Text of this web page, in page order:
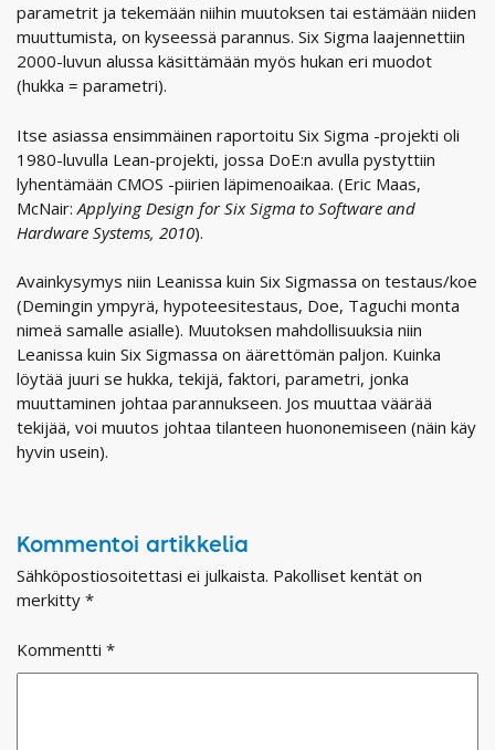
parametrit ja tekemään niihin muutoksen tai estämään niiden
muuttumista, on kyseessä parannus. Six Sigma laajennettiin
2000-luvun alussa käsittämään myös hukan eri muodot
(hukka = parametri).
Itse asiassa ensimmäinen raportoitu Six Sigma -projekti oli
1980-luvulla Lean-projekti, jossa DoE:n avulla pystyttiin
lyhentämään CMOS -piirien läpimenoaikaa. (Eric Maas,
McNair: Applying Design for Six Sigma to Software and
Hardware Systems, 2010).
Avainkysymys niin Leanissa kuin Six Sigmassa on testaus/koe
(Demingin ympyrä, hypoteesitestaus, Doe, Taguchi monta
nimeä samalle asialle). Muutoksen mahdollisuuksia niin
Leanissa kuin Six Sigmassa on äärettömän paljon. Kuinka
löytää juuri se hukka, tekijä, faktori, parametri, jonka
muuttaminen johtaa parannukseen. Jos muuttaa väärää
tekijää, voi muutos johtaa tilanteen huononemiseen (näin käy
hyvin usein).
Kommentoi artikkelia
Sähköpostiosoitettasi ei julkaista. Pakolliset kentät on
merkitty *
Kommentti *